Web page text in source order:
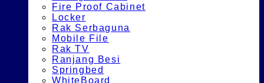
Fire Proof Cabinet
Locker
Rak Serbaguna
Mobile File
Rak TV
Ranjang Besi
Springbed
WhiteBoard